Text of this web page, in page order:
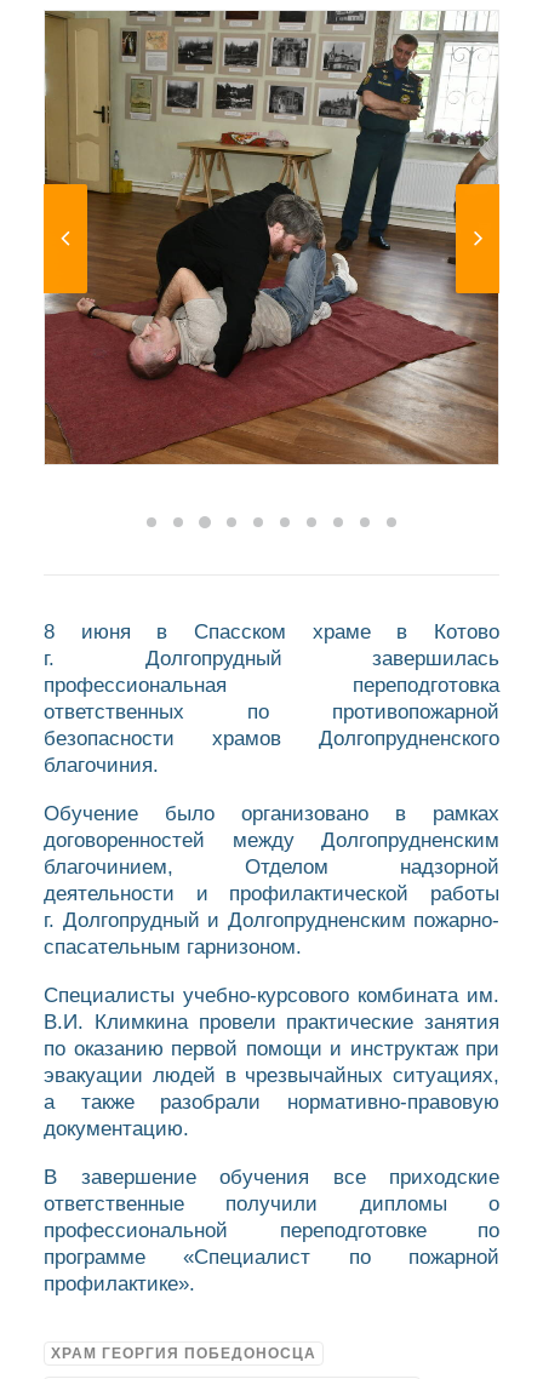
8 июня в Спасском храме в Котово
г. Долгопрудный завершилась
профессиональная переподготовка
ответственных по противопожарной
безопасности храмов Долгопрудненского
благочиния.
Обучение было организовано в рамках
договоренностей между Долгопрудненским
благочинием, Отделом надзорной
деятельности и профилактической работы
г. Долгопрудный и Долгопрудненским пожарно-
спасательным гарнизоном.
Специалисты учебно-курсового комбината им.
В.И. Климкина провели практические занятия
по оказанию первой помощи и инструктаж при
эвакуации людей в чрезвычайных ситуациях,
а также разобрали нормативно-правовую
документацию.
В завершение обучения все приходские
ответственные получили дипломы о
профессиональной переподготовке по
программе «Специалист по пожарной
профилактике».
ХРАМ ГЕОРГИЯ ПОБЕДОНОСЦА